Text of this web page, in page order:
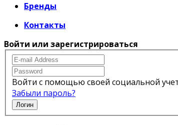
Бренды
Контакты
Войти или зарегистрироваться
Войти с помощью своей социальной
Забыли пароль?
Логин